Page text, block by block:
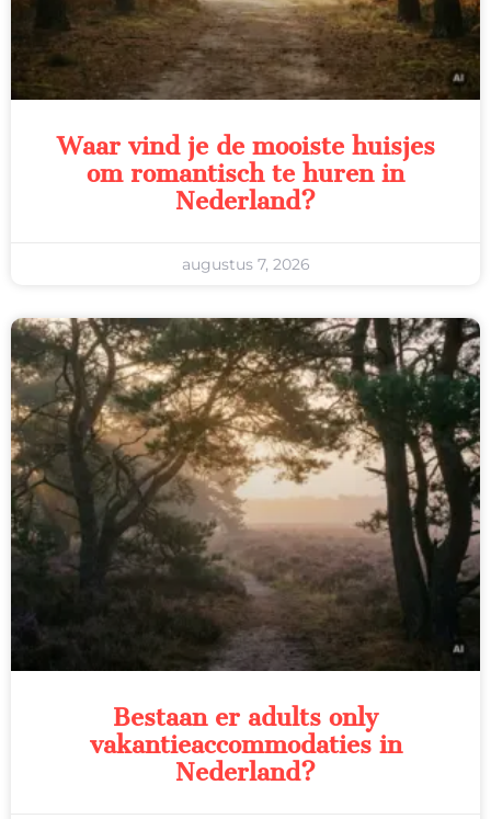
Waar vind je de mooiste huisjes
om romantisch te huren in
Nederland?
augustus 7, 2026
Bestaan er adults only
vakantieaccommodaties in
Nederland?